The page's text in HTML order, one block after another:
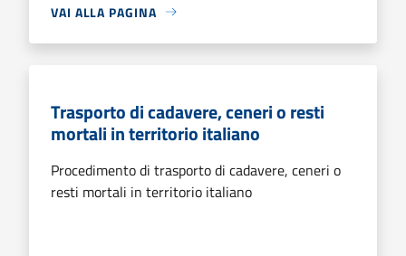
VAI ALLA PAGINA
Trasporto di cadavere, ceneri o resti
mortali in territorio italiano
Procedimento di trasporto di cadavere, ceneri o
resti mortali in territorio italiano